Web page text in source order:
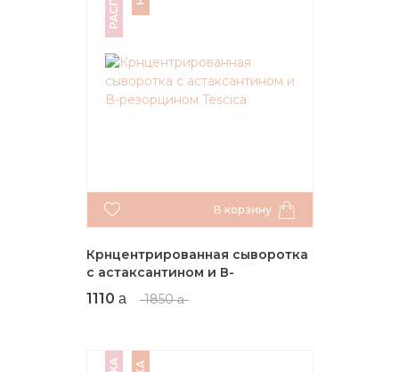
В корзину
Крнцентрированная сыворотка
с астаксантином и В-
резорцином Tescica
1110 1850